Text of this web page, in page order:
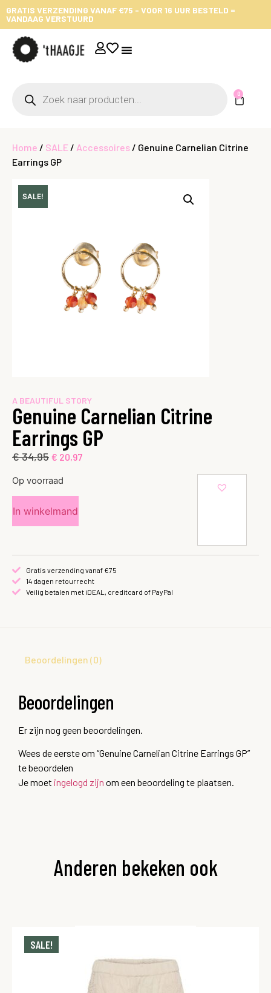
GRATIS VERZENDING VANAF €75 - VOOR 16 UUR BESTELD =
VANDAAG VERSTUURD
0
Home / SALE / Accessoires / Genuine Carnelian Citrine
Earrings GP
A BEAUTIFUL STORY
Genuine Carnelian Citrine
Earrings GP
€34,95 € 20,97
Op voorraad
In winkelmand
Gratis verzending vanaf €75
14 dagen retourrecht
Veilig betalen met iDEAL, creditcard of PayPal
Beoordelingen (0)
Beoordelingen
Er zijn nog geen beoordelingen.
Wees de eerste om “Genuine Carnelian Citrine Earrings GP”
te beoordelen
Je moet ingelogd zijn om een beoordeling te plaatsen.
Anderen bekeken ook
SALE!